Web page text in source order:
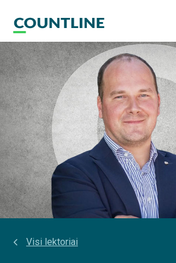
Visi lektoriai